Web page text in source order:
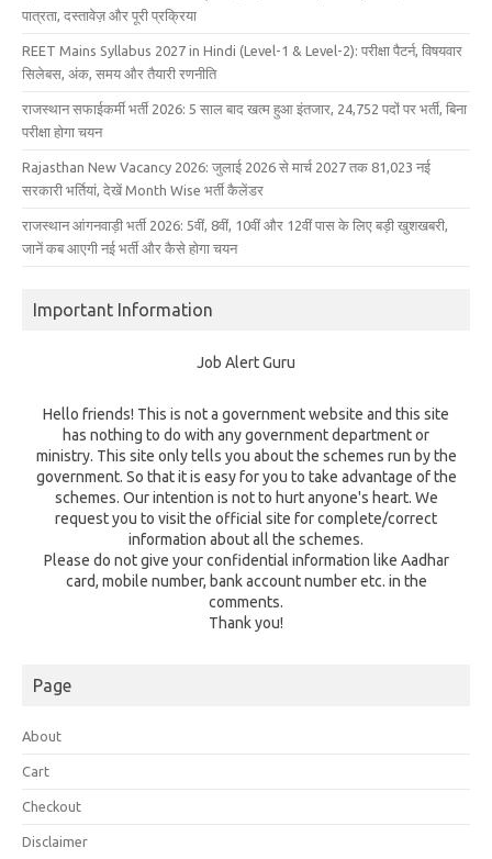
पात्रता, दस्तावेज़ और पूरी प्रक्रिया
REET Mains Syllabus 2027 in Hindi (Level-1 & Level-2): परीक्षा पैटर्न, विषयवार
सिलेबस, अंक, समय और तैयारी रणनीति
राजस्थान सफाईकर्मी भर्ती 2026: 5 साल बाद खत्म हुआ इंतजार, 24,752 पदों पर भर्ती, बिना
परीक्षा होगा चयन
Rajasthan New Vacancy 2026: जुलाई 2026 से मार्च 2027 तक 81,023 नई
सरकारी भर्तियां, देखें Month Wise भर्ती कैलेंडर
राजस्थान आंगनवाड़ी भर्ती 2026: 5वीं, 8वीं, 10वीं और 12वीं पास के लिए बड़ी खुशखबरी,
जानें कब आएगी नई भर्ती और कैसे होगा चयन
Important Information
Job Alert Guru
Hello friends! This is not a government website and this site
has nothing to do with any government department or
ministry. This site only tells you about the schemes run by the
government. So that it is easy for you to take advantage of the
schemes. Our intention is not to hurt anyone's heart. We
request you to visit the official site for complete/correct
information about all the schemes.
Please do not give your confidential information like Aadhar
card, mobile number, bank account number etc. in the
comments.
Thank you!
Page
About
Cart
Checkout
Disclaimer